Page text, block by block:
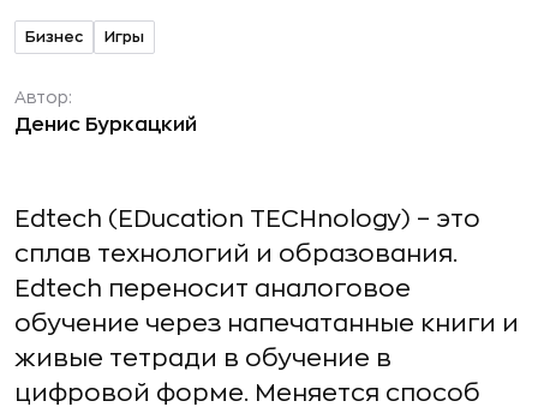
Бизнес Игры
Автор:
Денис Буркацкий
Edtech (EDucation TECHnology) – это
сплав технологий и образования.
Edtech переносит аналоговое
обучение через напечатанные книги и
живые тетради в обучение в
цифровой форме. Меняется способ